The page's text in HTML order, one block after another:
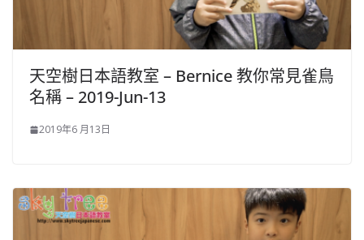
天空樹日本語教室 – Bernice 教你常見雀鳥
名稱 – 2019-Jun-13
2019年6 月13日